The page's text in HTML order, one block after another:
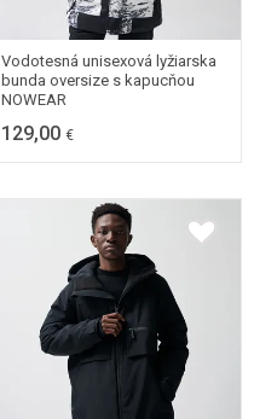
X-SMALL XX-SMALL
Vodotesná unisexová lyžiarska
bunda oversize s kapucňou
NOWEAR
129,00 €